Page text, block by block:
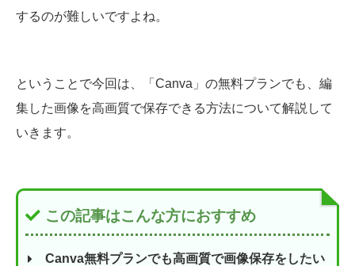
するのが難しいですよね。
ということで今回は、「Canva」の無料プランでも、編
集した画像を高画質で保存できる方法について解説して
いきます。
この記事はこんな方におすすめ
Canva無料プランでも高画質で画像保存をしたい